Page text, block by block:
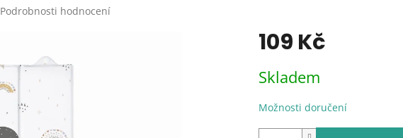
Podrobnosti hodnocení
109 Kč
cena:
Skladem
Možnosti doručení